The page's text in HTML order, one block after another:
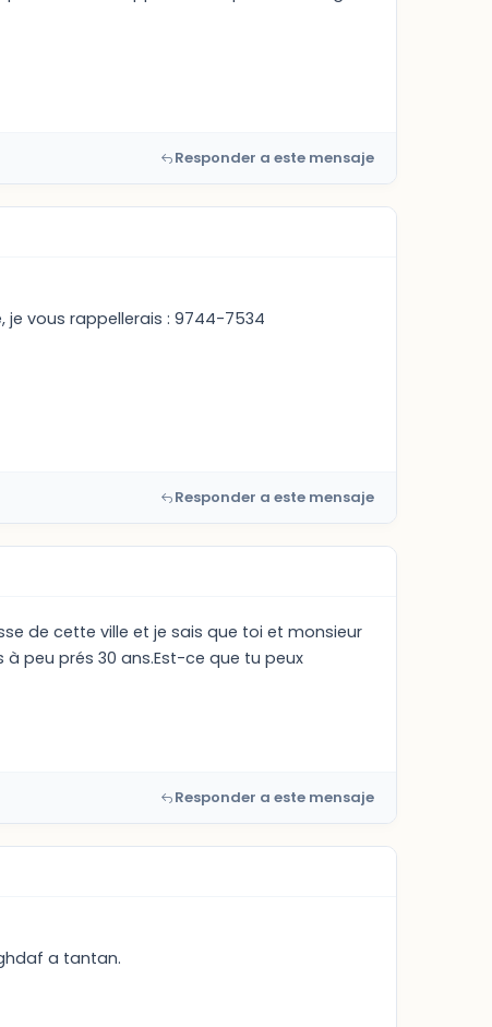
Responder a este mensaje
vous rappellerais : 9744-7534
Responder a este mensaje
de cette ville et je sais que toi et monsieur
peu prés 30 ans.Est-ce que tu peux
Responder a este mensaje
a tantan.